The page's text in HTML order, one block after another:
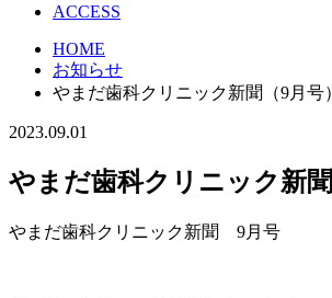
ACCESS
HOME
お知らせ
やまだ歯科クリニック新聞（9月号）
2023.09.01
やまだ歯科クリニック新聞
やまだ歯科クリニック新聞 9月号